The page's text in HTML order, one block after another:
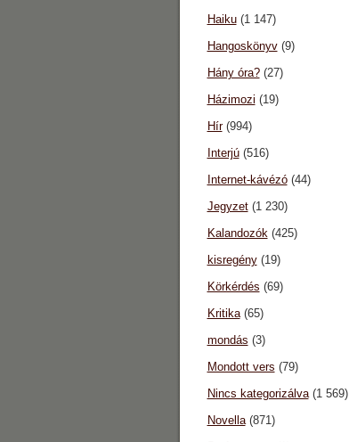
Haiku(1 147)
Hangoskönyv(9)
Hány óra?(27)
Házimozi (19)
Hír(994)
Interjú(516)
Internet-kávézó(44)
Jegyzet(1 230)
Kalandozók(425)
kisregény(19)
Körkérdés (69)
Kritika(65)
mondás (3)
Mondott vers (79)
Nincs kategorizálva(1 569)
Novella(871)